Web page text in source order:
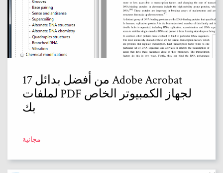
17 من أفضل بدائل Adobe Acrobat
لملفات PDF لجهاز الكمبيوتر الخاص
بك
مجانية